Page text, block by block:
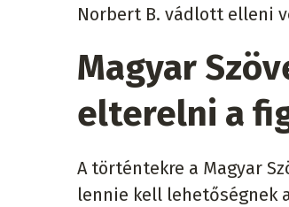
Norbert B. vádlott elleni
Magyar
elterelni a
A történtekre a Magyar
lennie kell lehetőségnek